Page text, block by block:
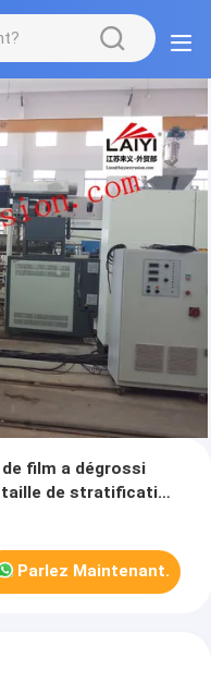
film a dégrossi
de stratification
Parlez Maintenant.